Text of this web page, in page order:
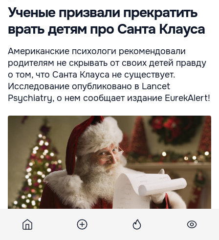
Ученые призвали прекратить
врать детям про Санта Клауса
Американские психологи рекомендовали
родителям не скрывать от своих детей правду
о том, что Санта Клауса не существует.
Исследование опубликовано в Lancet
Psychiatry, о нем сообщает издание EurekAlert!
Американские психологи рекомендовали родителям не